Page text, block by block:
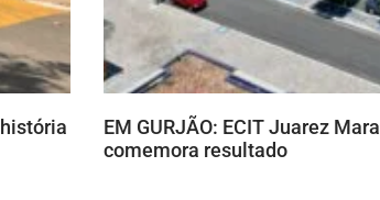
EM GURJÃO: ECIT Juarez
comemora resultado